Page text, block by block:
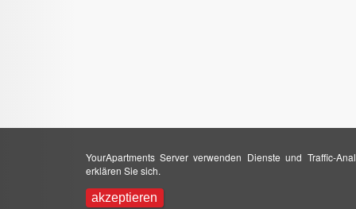
YourApartments Server verwenden Dienste und Traffic-
erklären Sie sich.